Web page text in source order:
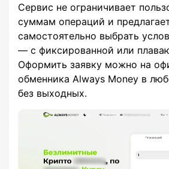
Сервис не ограничивает
суммам операций и
самостоятельно выбрать
— с фиксированной или
Оформить заявку можно на
обменника Always Money в
без выходных.